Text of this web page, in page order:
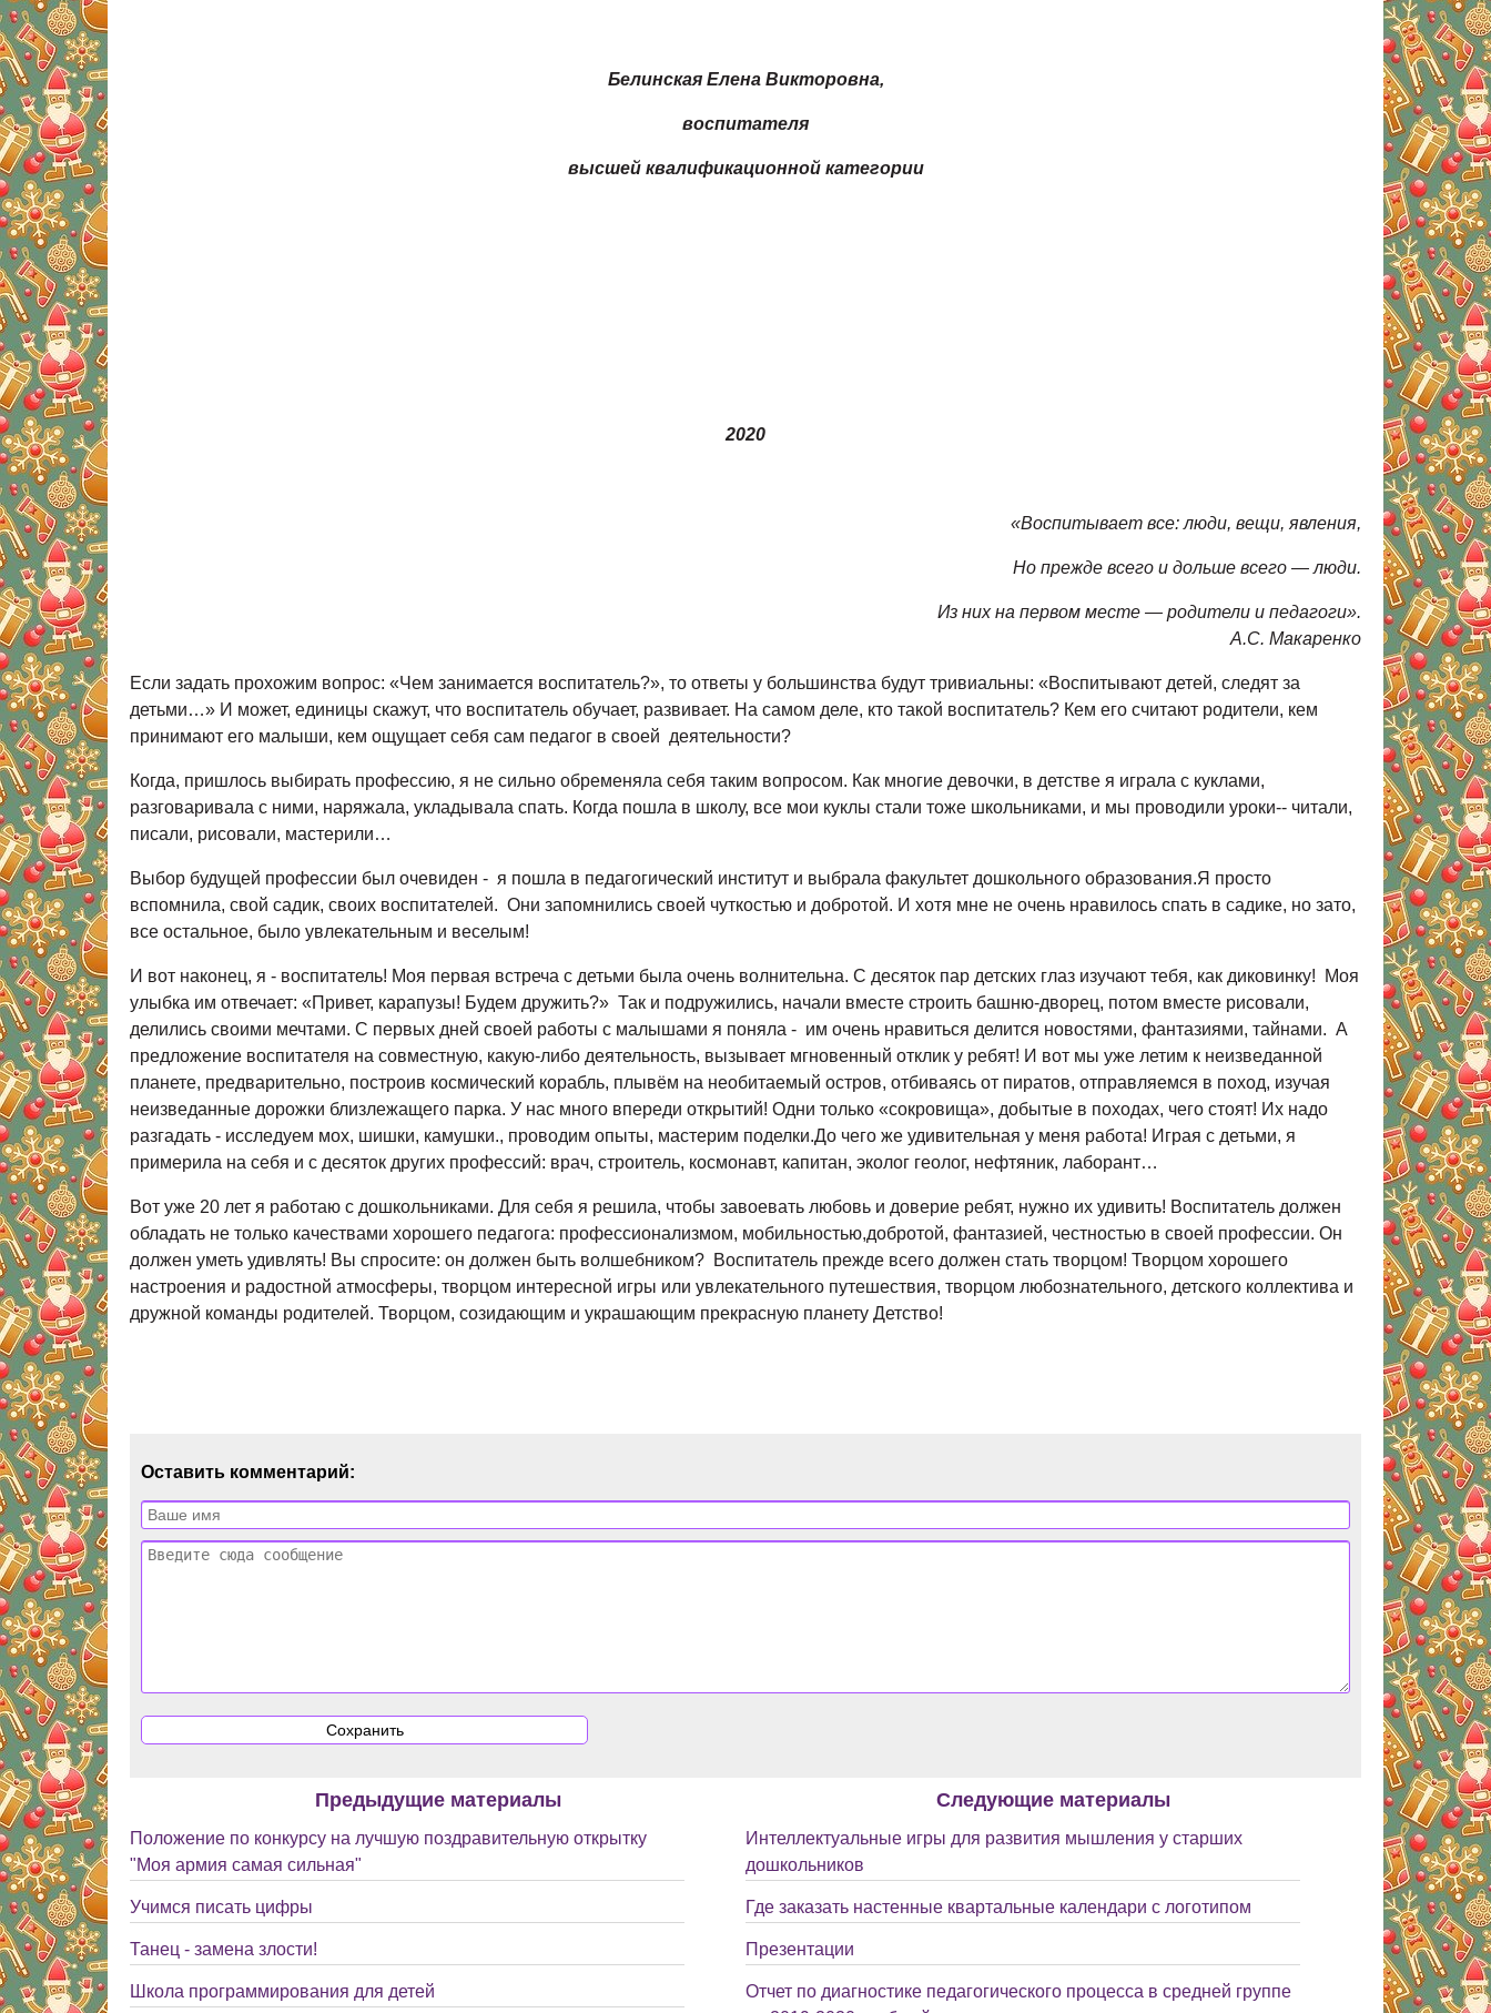
Белинская Елена Викторовна,
воспитателя
высшей квалификационной категории
2020
«Воспитывает все: люди, вещи, явления,
Но прежде всего и дольше всего — люди.
Из них на первом месте — родители и педагоги».
А.С. Макаренко
Если задать прохожим вопрос: «Чем занимается воспитатель?», то ответы у большинства будут тривиальны: «Воспитывают детей, следят за
детьми…» И может, единицы скажут, что воспитатель обучает, развивает. На самом деле, кто такой воспитатель? Кем его считают родители, кем
принимают его малыши, кем ощущает себя сам педагог в своей деятельности?
Когда, пришлось выбирать профессию, я не сильно обременяла себя таким вопросом. Как многие девочки, в детстве я играла с куклами,
разговаривала с ними, наряжала, укладывала спать. Когда пошла в школу, все мои куклы стали тоже школьниками, и мы проводили уроки-- читали,
писали, рисовали, мастерили…
Выбор будущей профессии был очевиден - я пошла в педагогический институт и выбрала факультет дошкольного образования.Я просто
вспомнила, свой садик, своих воспитателей. Они запомнились своей чуткостью и добротой. И хотя мне не очень нравилось спать в садике, но зато,
все остальное, было увлекательным и веселым!
И вот наконец, я - воспитатель! Моя первая встреча с детьми была очень волнительна. С десяток пар детских глаз изучают тебя, как диковинку! Моя
улыбка им отвечает: «Привет, карапузы! Будем дружить?» Так и подружились, начали вместе строить башню-дворец, потом вместе рисовали,
делились своими мечтами. С первых дней своей работы с малышами я поняла - им очень нравиться делится новостями, фантазиями, тайнами. А
предложение воспитателя на совместную, какую-либо деятельность, вызывает мгновенный отклик у ребят! И вот мы уже летим к неизведанной
планете, предварительно, построив космический корабль, плывём на необитаемый остров, отбиваясь от пиратов, отправляемся в поход, изучая
неизведанные дорожки близлежащего парка. У нас много впереди открытий! Одни только «сокровища», добытые в походах, чего стоят! Их надо
разгадать - исследуем мох, шишки, камушки., проводим опыты, мастерим поделки.До чего же удивительная у меня работа! Играя с детьми, я
примерила на себя и с десяток других профессий: врач, строитель, космонавт, капитан, эколог геолог, нефтяник, лаборант…
Вот уже 20 лет я работаю с дошкольниками. Для себя я решила, чтобы завоевать любовь и доверие ребят, нужно их удивить! Воспитатель должен
обладать не только качествами хорошего педагога: профессионализмом, мобильностью,добротой, фантазией, честностью в своей профессии. Он
должен уметь удивлять! Вы спросите: он должен быть волшебником? Воспитатель прежде всего должен стать творцом! Творцом хорошего
настроения и радостной атмосферы, творцом интересной игры или увлекательного путешествия, творцом любознательного, детского коллектива и
дружной команды родителей. Творцом, созидающим и украшающим прекрасную планету Детство!
Оставить комментарий:
Предыдущие материалы
Положение по конкурсу на лучшую поздравительную открытку
"Моя армия самая сильная"
Учимся писать цифры
Танец - замена злости!
Школа программирования для детей
Следующие материалы
Интеллектуальные игры для развития мышления у старших
дошкольников
Где заказать настенные квартальные календари с логотипом
Презентации
Отчет по диагностике педагогического процесса в средней группе